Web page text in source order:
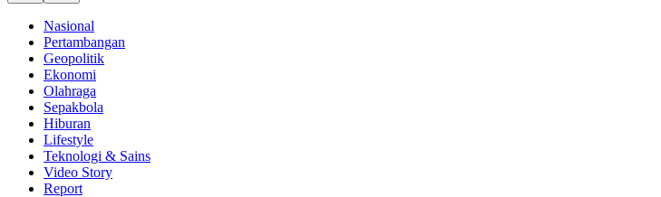
Nasional
Pertambangan
Geopolitik
Ekonomi
Olahraga
Sepakbola
Hiburan
Lifestyle
Teknologi & Sains
Video Story
Report